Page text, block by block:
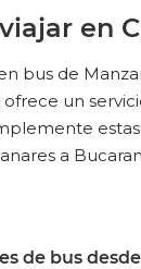
en
bus de
un
a
de bus